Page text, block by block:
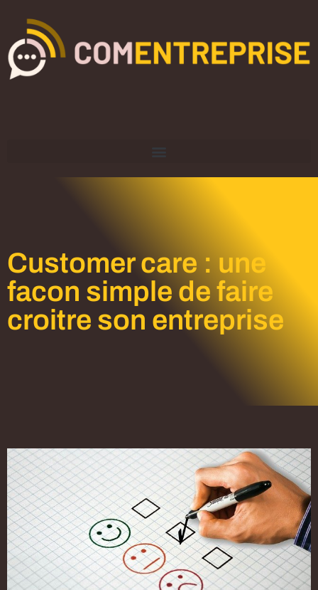
Customer care : une
facon simple de faire
croitre son entreprise